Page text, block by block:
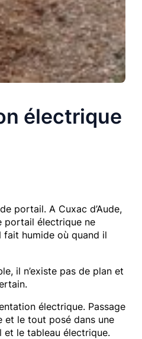
électrique
portail. A Cuxac d’Aude,
portail électrique ne
humide où quand il
il n’existe pas de plan et
électrique. Passage
et le tout posé dans une
le tableau électrique.